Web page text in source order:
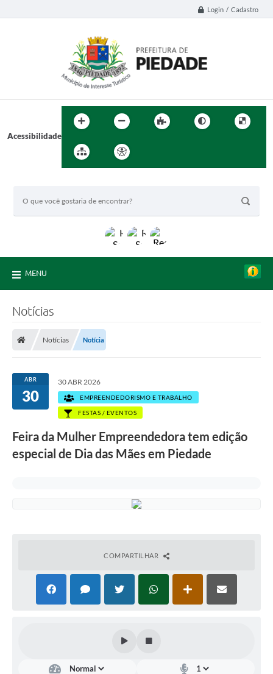
Login / Cadastro
Acessibilidade
MENU
Notícias
Notícias Notícia
ABR
30
30 ABR 2026
EMPREENDEDORISMO E TRABALHO
FESTAS / EVENTOS
Feira da Mulher Empreendedora tem edição
especial de Dia das Mães em Piedade
COMPARTILHAR